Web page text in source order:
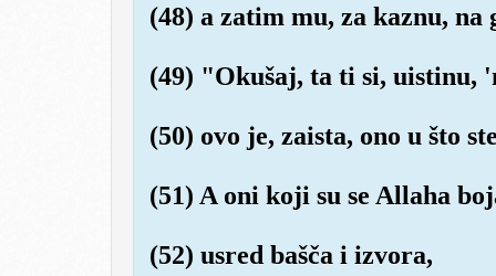
(48) a zatim mu, za kaznu,
(49) "Okušaj, ta ti si, uistinu,
(50) ovo je, zaista, ono u što
(51) A oni koji su se Allaha
(52) usred bašča i izvora,